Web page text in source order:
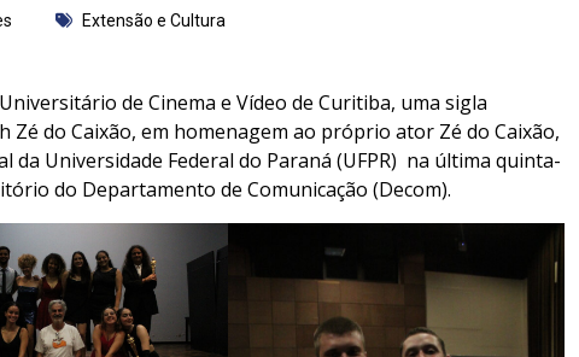
Extensão e Cultura
de Cinema e Vídeo de Curitiba, uma sigla
do Caixão, em homenagem ao próprio ator Zé do Caixão,
da Universidade Federal do Paraná (UFPR) na última quinta-
do Departamento de Comunicação (Decom).